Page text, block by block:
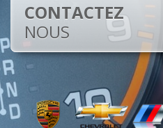
CONTACTEZ
NOUS